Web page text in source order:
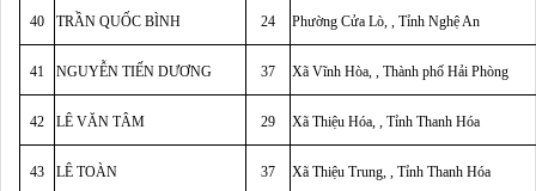
40 TRẦN QUỐC BÌNH 24 Phường Cửa Lò, , Tỉnh Nghệ An
41 NGUYỄN TIẾN DƯƠNG 37 Xã Vĩnh Hòa, , Thành phố Hải Phòng
42 LÊ VĂN TÂM 29 Xã Thiệu Hóa, , Tỉnh Thanh Hóa
43 LÊ TOÀN 37 Xã Thiệu Trung, , Tỉnh Thanh Hóa